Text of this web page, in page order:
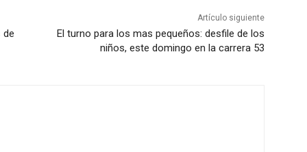
de
Artículo siguiente
El turno para los mas pequeños: desfile de los
niños, este domingo en la carrera 53